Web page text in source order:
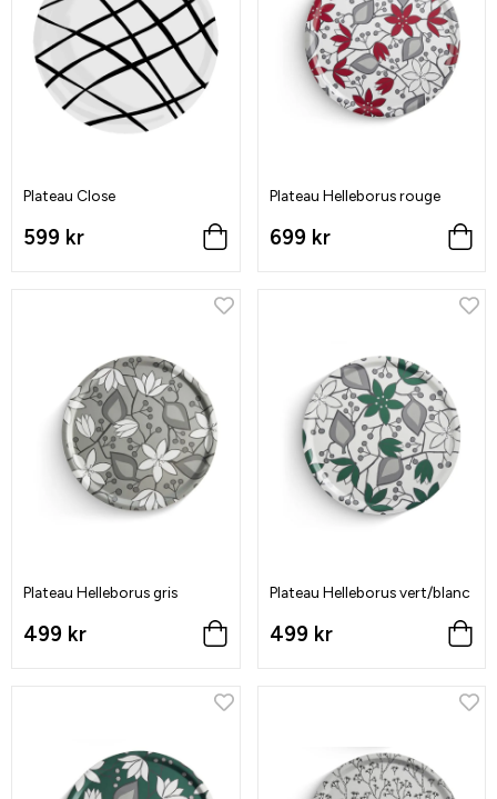
Plateau Close
599 kr
Plateau Helleborus rouge
699 kr
Plateau Helleborus gris
499 kr
Plateau Helleborus vert/blanc
499 kr